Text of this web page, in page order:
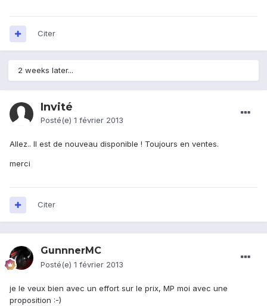
Citer
2 weeks later...
Invité
Posté(e) 1 février 2013
Allez.. Il est de nouveau disponible ! Toujours en ventes.
merci
Citer
GunnnerMC
Posté(e) 1 février 2013
je le veux bien avec un effort sur le prix, MP moi avec une
proposition :-)